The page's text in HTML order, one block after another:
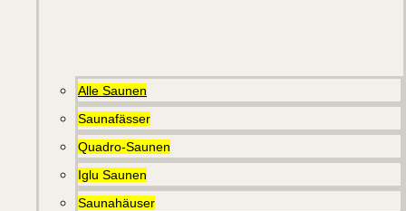
Alle Saunen
Saunafässer
Quadro-Saunen
Iglu Saunen
Saunahäuser